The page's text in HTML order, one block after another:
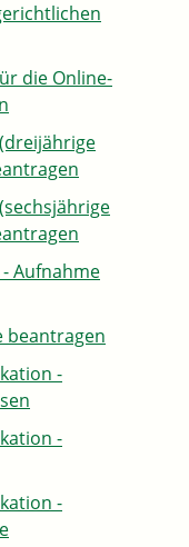
die Online-
- Aufnahme
beantragen
-
-
-